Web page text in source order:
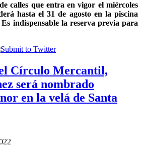
calles que entra en vigor el miércoles
hasta el 31 de agosto en la piscina
indispensable la reserva previa para
Círculo Mercantil,
será nombrado
en la velá de Santa